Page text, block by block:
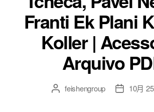
Franti Ek Plani
Koller |
Arquivo
feishengroup 10月